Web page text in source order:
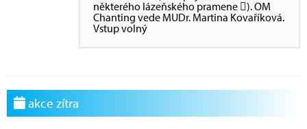
některého lázeňského pramene ). OM
Chanting vede MUDr. Martina Kovaříková.
Vstup volný
akce zítra